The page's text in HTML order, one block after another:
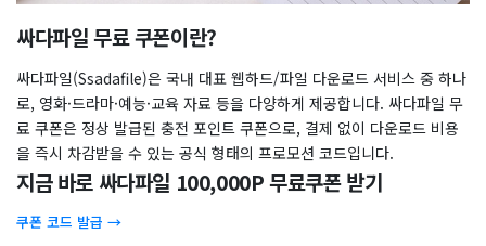
싸다파일 무료 쿠폰이란?
싸다파일(Ssadafile)은 국내 대표 웹하드/파일 다운로드 서비스 중 하나
로, 영화·드라마·예능·교육 자료 등을 다양하게 제공합니다. 싸다파일 무
료 쿠폰은 정상 발급된 충전 포인트 쿠폰으로, 결제 없이 다운로드 비용
을 즉시 차감받을 수 있는 공식 형태의 프로모션 코드입니다.
지금 바로 싸다파일 100,000P 무료쿠폰 받기
쿠폰 코드 발급 →